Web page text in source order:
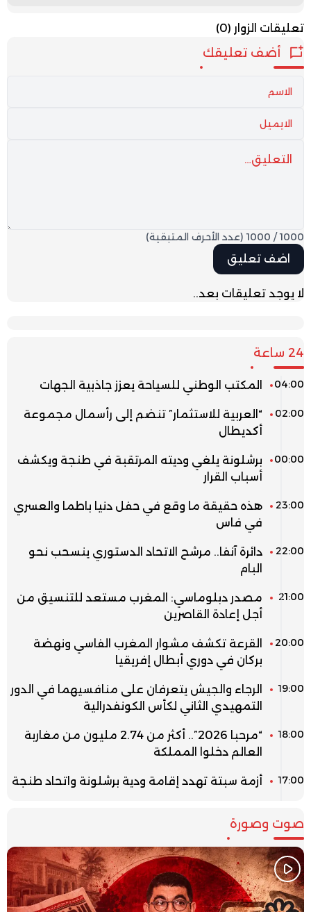
تعليقات الزوار (0)
أضف تعليقك
1000
/
1000 (عدد الأحرف المتبقية)
لا يوجد تعليقات بعد..
24 ساعة
04:00 المكتب الوطني للسياحة يعزز جاذبية الجهات
02:00
“العربية للاستثمار” تنضم إلى رأسمال مجموعة
أكديطال
00:00
برشلونة يلغي وديته المرتقبة في طنجة ويكشف
أسباب القرار
23:00
هذه حقيقة ما وقع في حفل دنيا باطما والعسري
في فاس
22:00
دائرة آنفا.. مرشح الاتحاد الدستوري ينسحب نحو
البام
21:00
مصدر دبلوماسي: المغرب مستعد للتنسيق من
أجل إعادة القاصرين
20:00
القرعة تكشف مشوار المغرب الفاسي ونهضة
بركان في دوري أبطال إفريقيا
19:00
الرجاء والجيش يتعرفان على منافسيهما في الدور
التمهيدي الثاني لكأس الكونفدرالية
18:00
“مرحبا 2026”.. أكثر من 2.74 مليون من مغاربة
العالم دخلوا المملكة
17:00 أزمة سبتة تهدد إقامة ودية برشلونة واتحاد طنجة
صوت وصورة